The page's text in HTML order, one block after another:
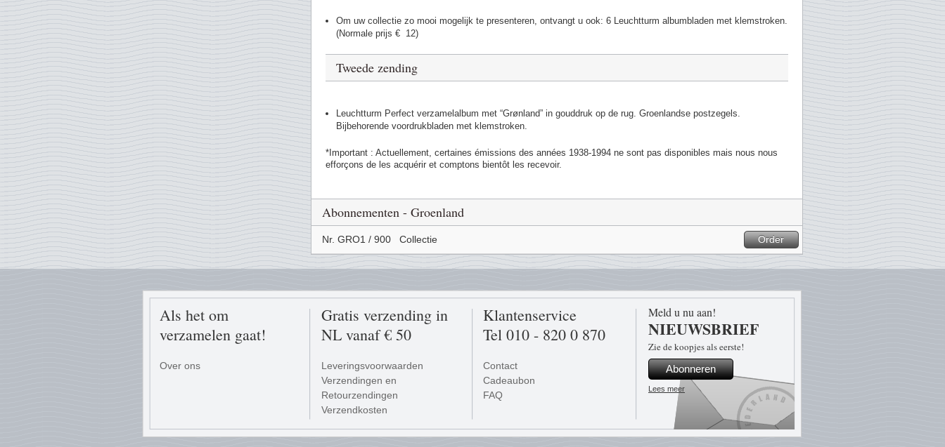
Om uw collectie zo mooi mogelijk te presenteren, ontvangt u ook: 6 Leuchtturm albumbladen met klemstroken.
(Normale prijs € 12)
Tweede zending
Leuchtturm Perfect verzamelalbum met “Grønland” in gouddruk op de rug. Groenlandse postzegels.
Bijbehorende voordrukbladen met klemstroken.
*Important : Actuellement, certaines émissions des années 1938-1994 ne sont pas disponibles mais nous nous
efforçons de les acquérir et comptons bientôt les recevoir.
Abonnementen - Groenland
Nr. GRO1 / 900 Collectie Order
Als het om
verzamelen gaat!
Over ons
Gratis verzending in
NL vanaf € 50
Leveringsvoorwaarden
Verzendingen en
Retourzendingen
Verzendkosten
Klantenservice
Tel 010 - 820 0 870
Contact
Cadeaubon
FAQ
Meld u nu aan!
NIEUWSBRIEF
Zie de koopjes als eerste!
Abonneren
Lees meer